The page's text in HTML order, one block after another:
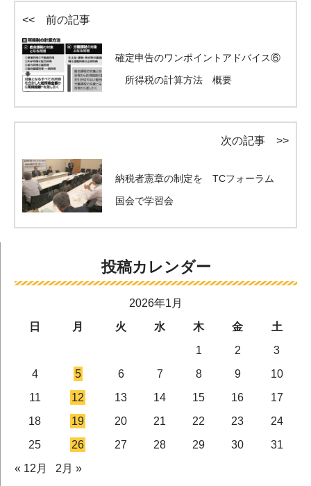
<< 前の記事
確定申告のワンポイントアドバイス⑥
所得税の計算方法 概要
次の記事 >>
納税者憲章の制定を TCフォーラム
国会で学習会
投稿カレンダー
2026年1月
日
月 火 水 木 金
土
1
2
3
4
5 6 7 8 9
10
11
12 13 14 15 16
17
18
19 20 21 22 23
24
25
26 27 28 29 30
31
« 12月
2月 »